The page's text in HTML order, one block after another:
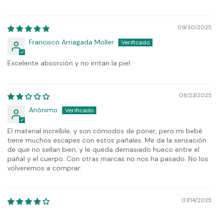
09/30/2025
Francisco Arriagada Moller
Excelente absorción y no irritan la piel
08/23/2025
Anónimo
El material increíble, y son cómodos de poner, pero mi bebé
tiene muchos escapes con estos pañales. Me da la sensación
de que no sellan bien, y le queda demasiado hueco entre el
pañal y el cuerpo. Con otras marcas no nos ha pasado. No los
volveremos a comprar.
07/14/2025